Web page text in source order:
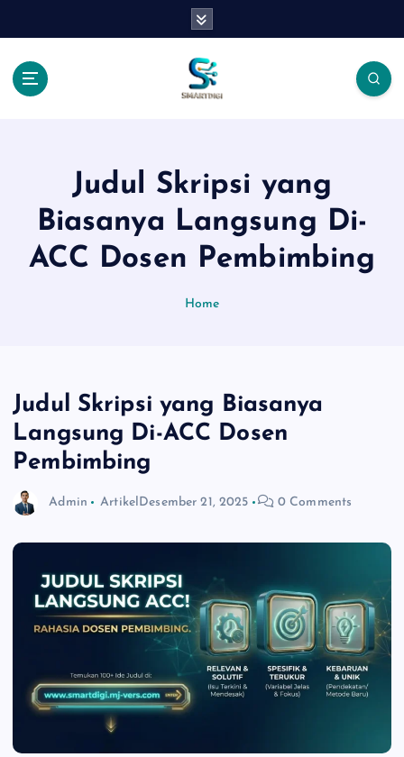
Judul Skripsi yang
Biasanya Langsung Di-
ACC Dosen Pembimbing
Home
Judul Skripsi yang Biasanya
Langsung Di-ACC Dosen
Pembimbing
Admin Artikel Desember 21, 2025 0 Comments